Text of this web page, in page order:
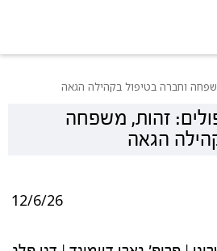
וחברה בטיפול בקהילה הגאה
זהות, משפחה
הגאה
12/6/26